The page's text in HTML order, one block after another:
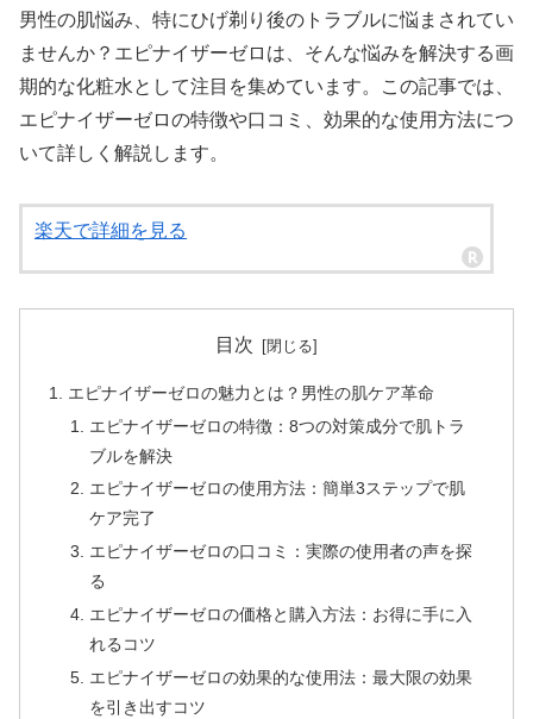
男性の肌悩み、特にひげ剃り後のトラブルに悩まされてい
ませんか？エピナイザーゼロは、そんな悩みを解決する画
期的な化粧水として注目を集めています。この記事では、
エピナイザーゼロの特徴や口コミ、効果的な使用方法につ
いて詳しく解説します。
楽天で詳細を見る
目次
エピナイザーゼロの魅力とは？男性の肌ケア革命
エピナイザーゼロの特徴：8つの対策成分で肌トラ
ブルを解決
エピナイザーゼロの使用方法：簡単3ステップで肌
ケア完了
エピナイザーゼロの口コミ：実際の使用者の声を探
る
エピナイザーゼロの価格と購入方法：お得に手に入
れるコツ
エピナイザーゼロの効果的な使用法：最大限の効果
を引き出すコツ